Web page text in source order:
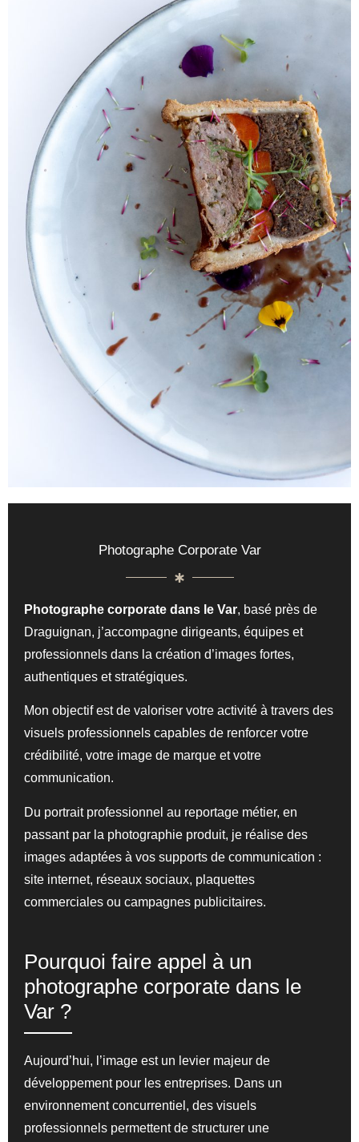
Photographe Corporate Var
Photographe corporate dans le Var, basé près de
Draguignan, j’accompagne dirigeants, équipes et
professionnels dans la création d’images fortes,
authentiques et stratégiques.
Mon objectif est de valoriser votre activité à travers des
visuels professionnels capables de renforcer votre
crédibilité, votre image de marque et votre
communication.
Du portrait professionnel au reportage métier, en
passant par la photographie produit, je réalise des
images adaptées à vos supports de communication :
site internet, réseaux sociaux, plaquettes
commerciales ou campagnes publicitaires.
Pourquoi faire appel à un
photographe corporate dans le
Var ?
Aujourd’hui, l’image est un levier majeur de
développement pour les entreprises. Dans un
environnement concurrentiel, des visuels
professionnels permettent de structurer une